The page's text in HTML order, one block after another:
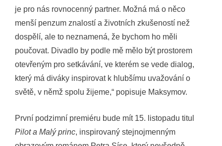
je pro nás rovnocenný partner. Možná má o něco
menší penzum znalostí a životních zkušeností než
dospělí, ale to neznamená, že bychom ho měli
poučovat. Divadlo by podle mě mělo být prostorem
otevřeným pro setkávání, ve kterém se vede dialog,
který má diváky inspirovat k hlubšímu uvažování o
světě, v němž spolu žijeme,“ popisuje Maksymov.
První podzimní premiéru bude mít 15. listopadu titul
Pilot a Malý princ, inspirovaný stejnojmenným